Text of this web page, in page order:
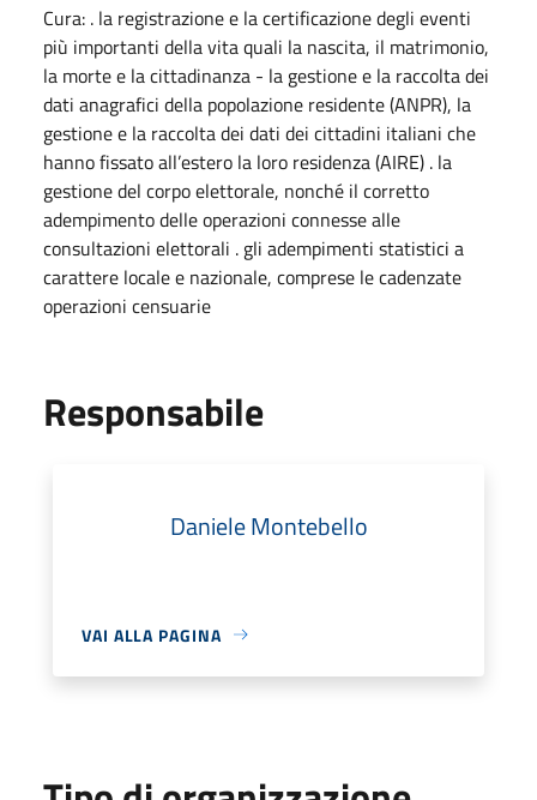
Cura: . la registrazione e la certificazione degli eventi
più importanti della vita quali la nascita, il matrimonio,
la morte e la cittadinanza - la gestione e la raccolta dei
dati anagrafici della popolazione residente (ANPR), la
gestione e la raccolta dei dati dei cittadini italiani che
hanno fissato all’estero la loro residenza (AIRE) . la
gestione del corpo elettorale, nonché il corretto
adempimento delle operazioni connesse alle
consultazioni elettorali . gli adempimenti statistici a
carattere locale e nazionale, comprese le cadenzate
operazioni censuarie
Responsabile
Daniele Montebello
VAI ALLA PAGINA